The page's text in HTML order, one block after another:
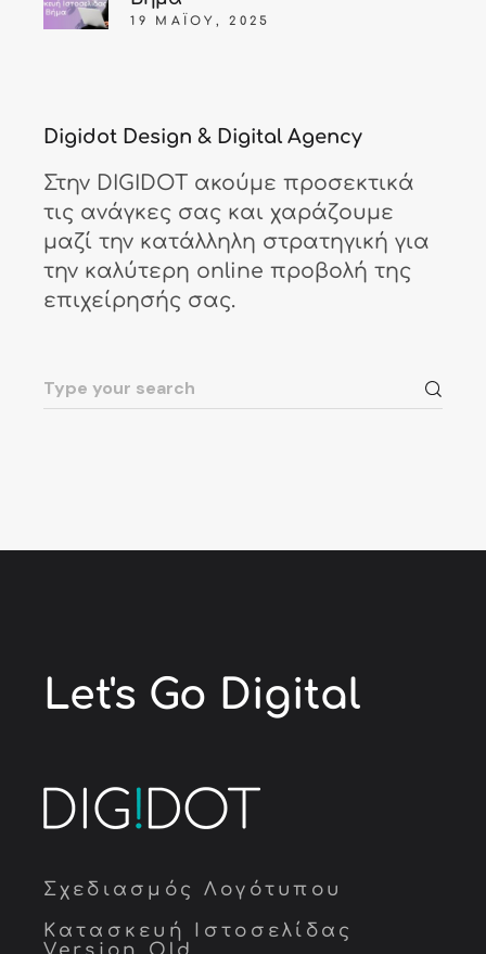
19 ΜΑΪ́ΟΥ, 2025
Digidot Design & Digital Agency
Στην DIGIDOT ακούμε προσεκτικά
τις ανάγκες σας και χαράζουμε
μαζί την κατάλληλη στρατηγική για
την καλύτερη online προβολή της
επιχείρησής σας.
Let's Go Digital
Σχεδιασμός Λογότυπου
Κατασκευή Ιστοσελίδας
Version Old